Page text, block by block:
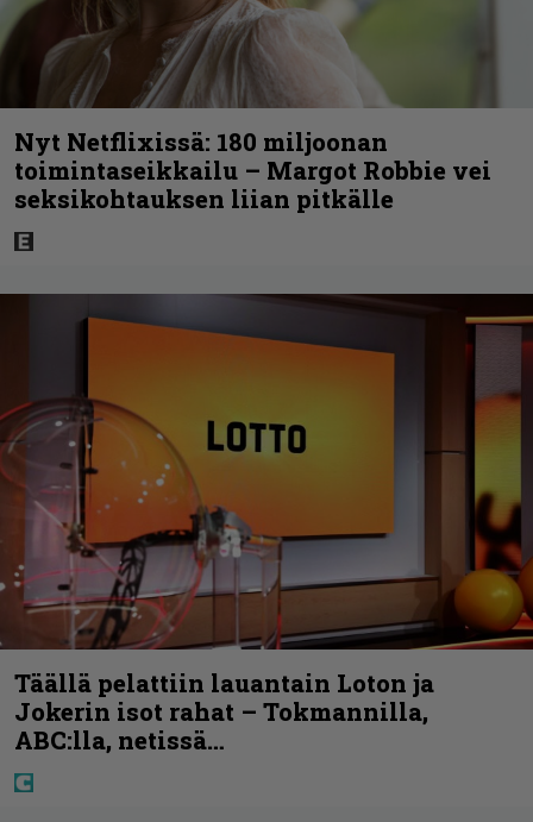
Nyt Netflixissä: 180 miljoonan
toimintaseikkailu – Margot Robbie vei
seksikohtauksen liian pitkälle
Täällä pelattiin lauantain Loton ja
Jokerin isot rahat – Tokmannilla,
ABC:lla, netissä…